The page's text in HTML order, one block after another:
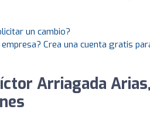
un cambio?
Crea una cuenta gratis
Arriagada